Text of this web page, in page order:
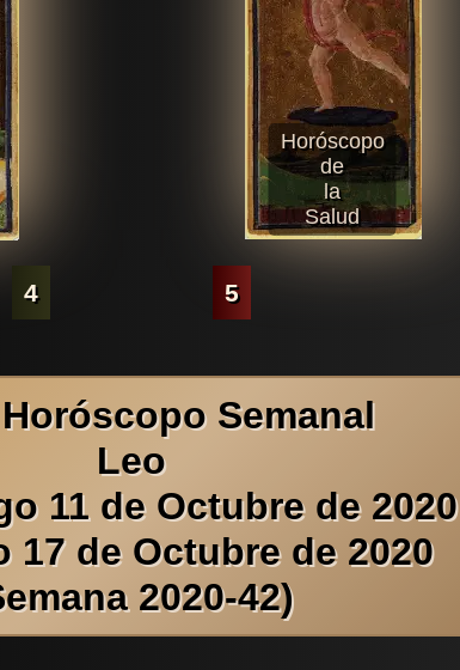
Horóscopo
de
la
Salud
4 5
Semanal
Leo
11 de Octubre de 2020
17 de Octubre de 2020
2020-42)